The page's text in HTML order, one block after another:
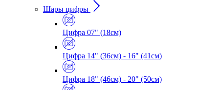
Шары цифры
Цифра 07" (18см)
Цифра 14" (36см) - 16" (41см)
Цифра 18" (46см) - 20" (50см)